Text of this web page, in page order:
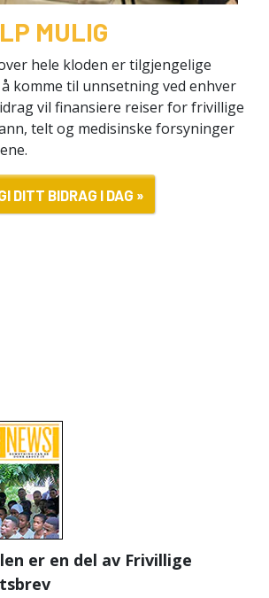
MULIG
hele kloden er tilgjengelige
komme til unnsetning ved enhver
vil finansiere reiser for frivillige
telt og medisinske forsyninger
DITT BIDRAG I DAG »
er en del av Frivillige